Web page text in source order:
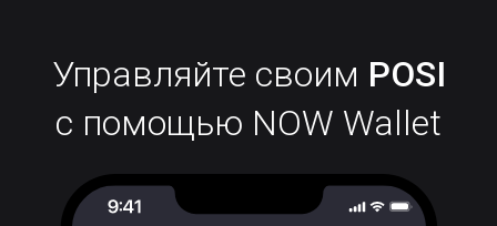
Управляйте своим POSI
с помощью NOW Wallet